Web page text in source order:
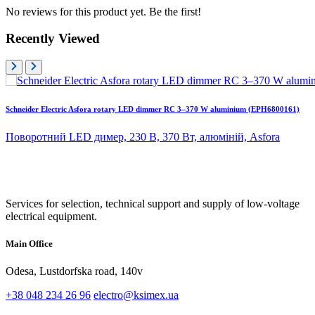
No reviews for this product yet. Be the first!
Recently Viewed
Schneider Electric Asfora rotary LED dimmer RC 3–370 W aluminium (EPH6800161)
Поворотний LED димер, 230 В, 370 Вт, алюміній, Asfora
Services for selection, technical support and supply of low-voltage
electrical equipment.
Main Office
Odesa, Lustdorfska road, 140v
+38 048 234 26 96 electro@ksimex.ua